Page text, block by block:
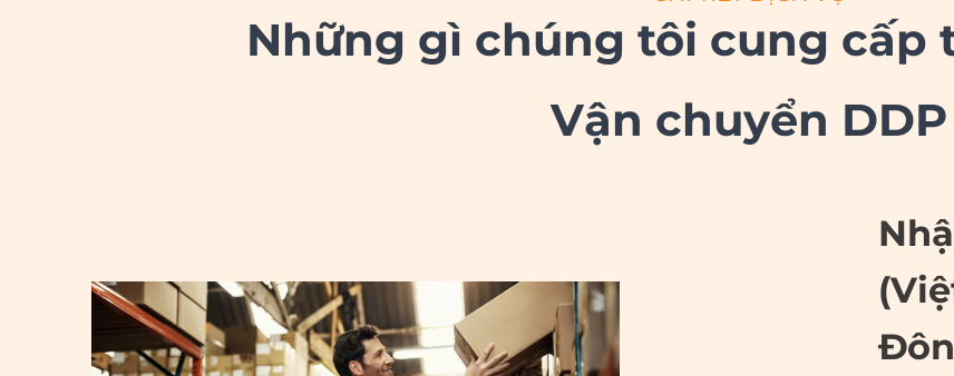
Những gì chúng tôi cung cấp
Vận chuyển DDP